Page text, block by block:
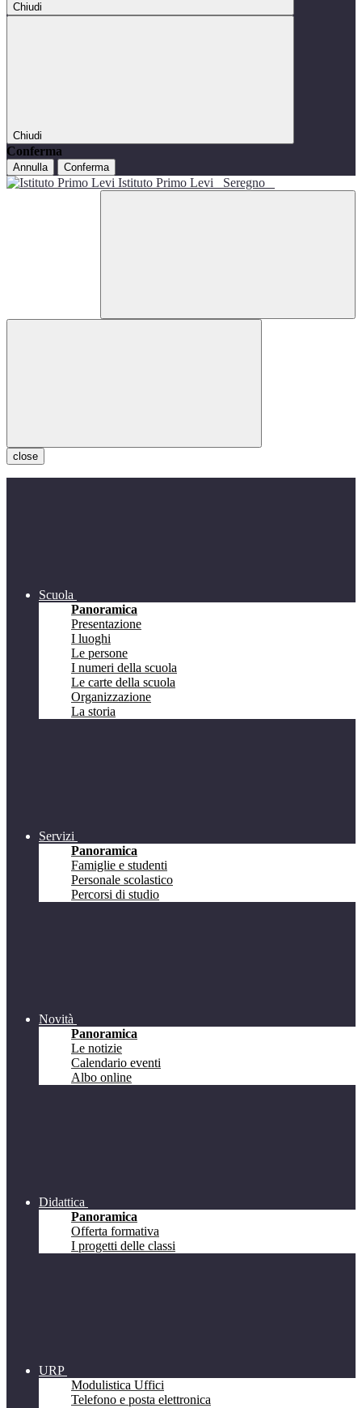
Chiudi
Chiudi
Conferma
Annulla Conferma
Istituto Primo Levi Seregno
close
Scuola
Panoramica
Presentazione
I luoghi
Le persone
I numeri della scuola
Le carte della scuola
Organizzazione
La storia
Servizi
Panoramica
Famiglie e studenti
Personale scolastico
Percorsi di studio
Novità
Panoramica
Le notizie
Calendario eventi
Albo online
Didattica
Panoramica
Offerta formativa
I progetti delle classi
URP
Modulistica Uffici
Telefono e posta elettronica